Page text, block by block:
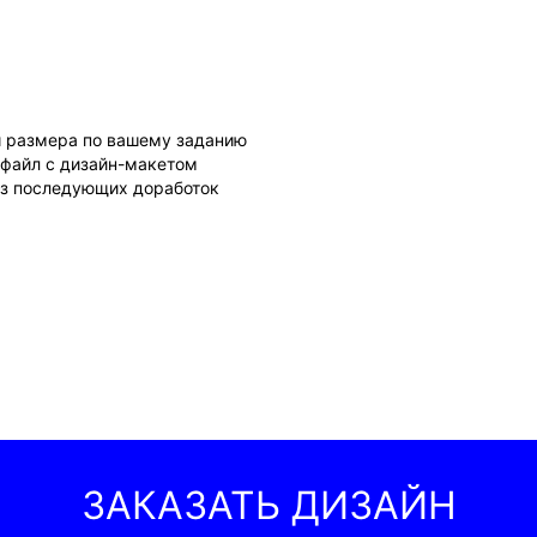
по вашему заданию
с дизайн-макетом
последующих доработок
ЗАКАЗАТЬ ДИЗАЙН